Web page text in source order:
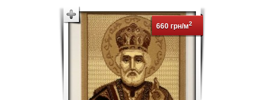
660 грн/м2